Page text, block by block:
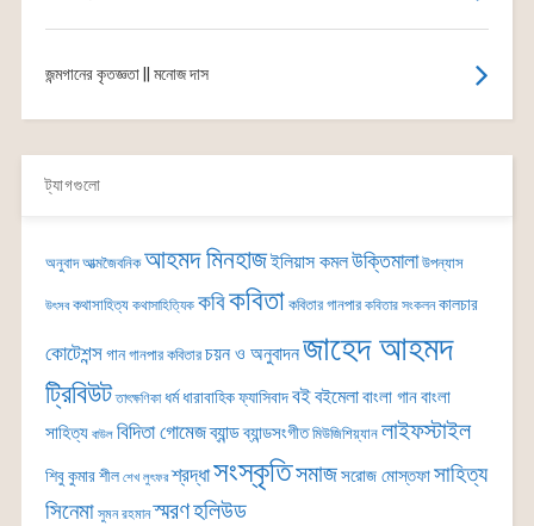
জন্মগানের কৃতজ্ঞতা || মনোজ দাস
ট্যাগগুলো
অনুবাদ আত্মজৈবনিক আহমদ মিনহাজইলিয়াস কমলউক্তিমালা উপন্যাস
উৎসব কথাসাহিত্য কথাসাহিত্যিক কবিকবিতা কবিতার গানপার কবিতার সংকলন কালচার
কোটেশন্সগান গানপার কবিতার চয়ন ও অনুবাদনজাহেদ আহমদ
ট্রিবিউট তাৎক্ষণিকা ধর্ম ধারাবাহিকফ্যাসিবাদবইবইমেলাবাংলা গানবাংলা
সাহিত্য বাউল বিদিতা গোমেজব্যান্ডব্যান্ডসংগীত মিউজিশিয়্যান লাইফস্টাইল
শিবু কুমার শীল শেখ লুৎফর শ্রদ্ধাসংস্কৃতিসমাজসরোজ মোস্তফাসাহিত্য
সিনেমা সুমন রহমান স্মরণহলিউড